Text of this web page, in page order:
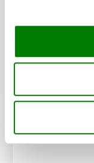
820,00kr.ekskl. moms